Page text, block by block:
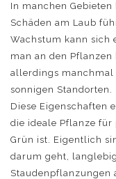
In manchen
Schäden am Laub
Wachstum kann sich
man an den
allerdings manchmal
sonnigen Standorten.
Diese Eigenschaften
die ideale Pflanze für
Grün ist. Eigentlich
darum geht,
Staudenpflanzungen